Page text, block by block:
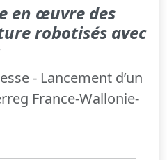
en œuvre des
robotisés avec
- Lancement d’un
France-Wallonie-